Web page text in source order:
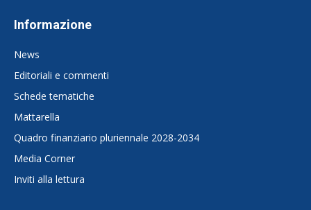
Informazione
News
Editoriali e commenti
Schede tematiche
Mattarella
Quadro finanziario pluriennale 2028-2034
Media Corner
Inviti alla lettura